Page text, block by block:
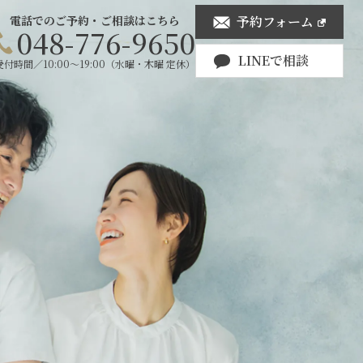
電話でのご予約・ご相談はこちら
048-776-9650
付時間／10:00〜19:00（水曜・木曜 定休）
予約フォーム
LINEで相談